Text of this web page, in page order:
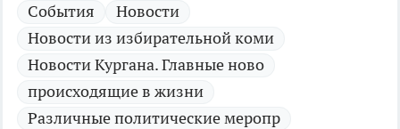
Cобытия
Новости
Новости из избирательной коми
Новости Кургана. Главные ново
происходящие в жизни
Различные политические меропр